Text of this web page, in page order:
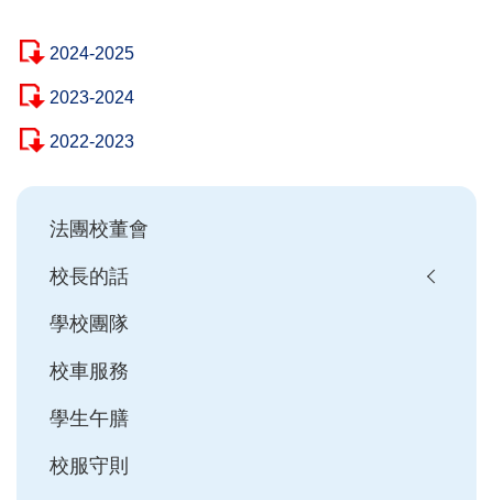
2024-2025
2023-2024
2022-2023
Main
navigation
法團校董會
校長的話
學校團隊
校車服務
學生午膳
校服守則